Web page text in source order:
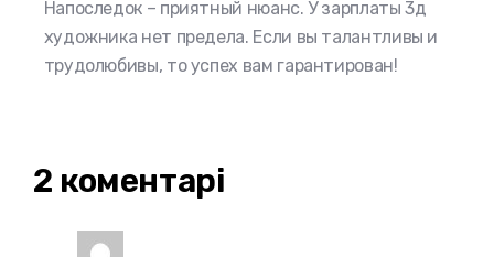
Напоследок – приятный нюанс. Узарплаты 3д
художника нет предела. Если вы талантливы и
трудолюбивы, то успех вам гарантирован!
2 коментарі